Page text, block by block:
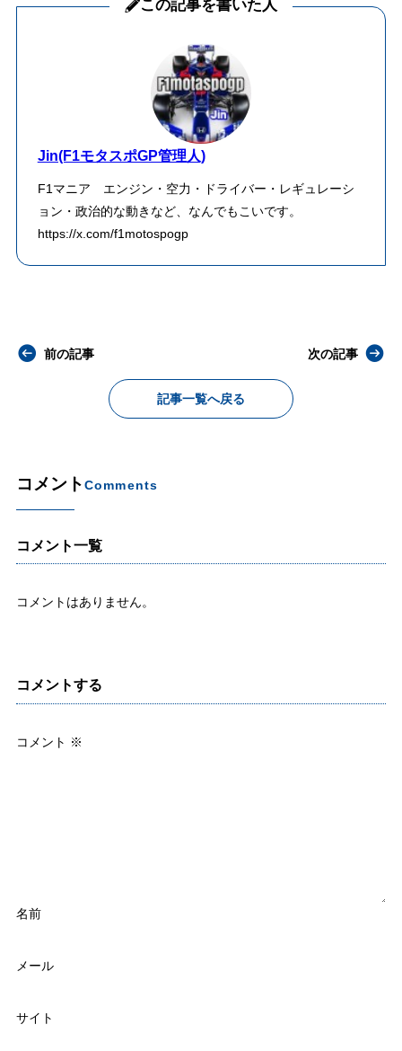
この記事を書いた人
Jin(F1モタスポGP管理人)
F1マニア エンジン・空力・ドライバー・レギュレーシ
ョン・政治的な動きなど、なんでもこいです。
https://x.com/f1motospogp
前の記事
記事一覧へ戻る
次の記事
コメントComments
コメント一覧
コメントはありません。
コメントする
コメント ※
名前
メール
サイト